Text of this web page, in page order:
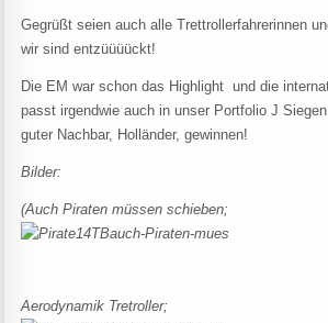
Gegrüßt seien auch alle Trettrollerfahrerinnen
wir sind entzüüüückt!
Die EM war schon das Highlight und die
passt irgendwie auch in unser Portfolio J
guter Nachbar, Holländer, gewinnen!
Bilder:
(Auch Piraten müssen schieben;
Aerodynamik Tretroller;